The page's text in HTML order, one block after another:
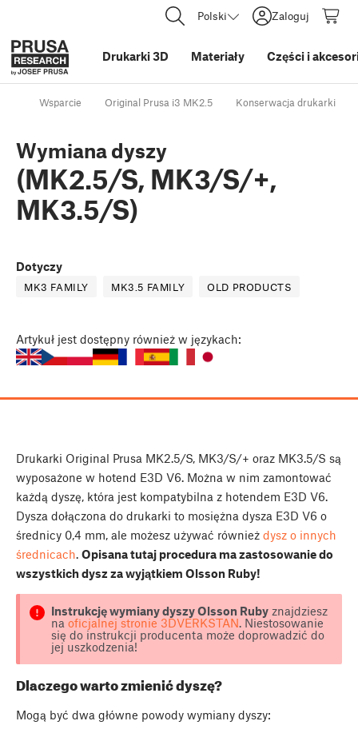
Polski Zaloguj
Drukarki 3D Materiały Części i
Wsparcie Original Prusa i3 MK2.5 Konserwacja drukarki
Wymiana dyszy
(MK2.5/S, MK3/S/+,
MK3.5/S)
Dotyczy
MK3 FAMILY MK3.5 FAMILY OLD PRODUCTS
Artykuł jest dostępny również w językach:
Drukarki Original Prusa MK2.5/S, MK3/S/+ oraz MK3.5/S są
wyposażone w hotend E3D V6. Można w nim zamontować
każdą dyszę, która jest kompatybilna z hotendem E3D V6.
Dysza dołączona do drukarki to mosiężna dysza E3D V6 o
średnicy 0,4 mm, ale możesz używać również dysz o innych
średnicach. Opisana tutaj procedura ma zastosowanie do
wszystkich dysz za wyjątkiem Olsson Ruby!
Instrukcję wymiany dyszy Olsson Rubyznajdziesz
na oficjalnej stronie 3DVERKSTAN. Niestosowanie
się do instrukcji producenta może doprowadzić do
jej uszkodzenia!
Dlaczego warto zmienić dyszę?
Mogą być dwa główne powody wymiany dyszy: